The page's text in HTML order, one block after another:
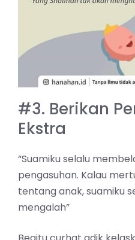
#3. Berikan
Ekstra
“Suamiku selalu
pengasuhan. Kalau
tentang anak, suamiku
mengalah”